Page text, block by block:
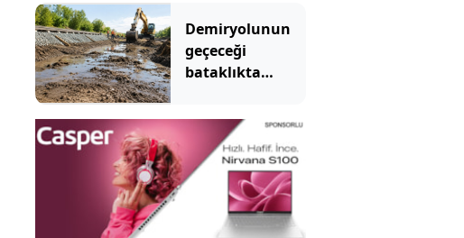
kaybetti
Demiryolunun
geçeceği
bataklıkta
hazine bulundu